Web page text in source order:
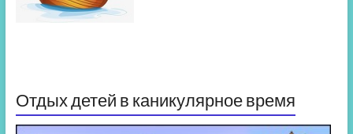
Отдых детей в каникулярное время